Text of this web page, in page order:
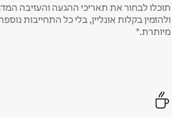
תוכלו לבחור את תאריכי ההגעה והעזיבה
ולהזמין בקלות אונליין, בלי כל התחייבות
מיותרת.*